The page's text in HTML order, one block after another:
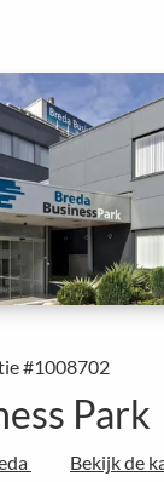
#1008702
Park
Bekijk de